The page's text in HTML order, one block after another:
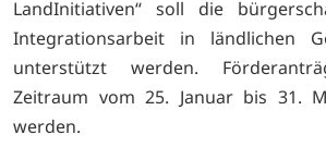
LandInitiativen“ soll die
Integrationsarbeit in ländlichen
unterstützt werden.
Zeitraum vom 25. Januar bis 31.
werden.